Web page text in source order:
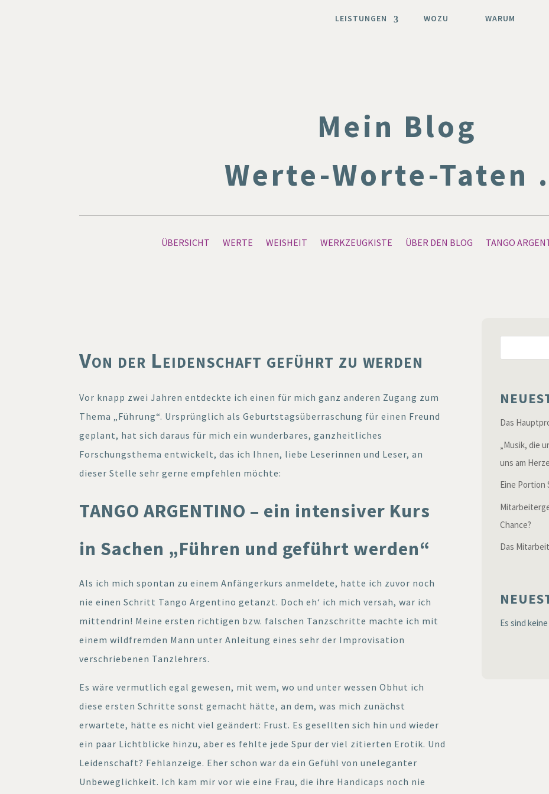
LEISTUNGEN WOZU WARUM
Mein Blog
Werte-Worte-Taten
ÜBERSICHT WERTE WEISHEIT WERKZEUGKISTE ÜBER DEN BLOG TANGO
Von der Leidenschaft geführt zu werden
Vor knapp zwei Jahren entdeckte ich einen für mich ganz anderen Zugang zum
Thema „Führung“. Ursprünglich als Geburtstagsüberraschung für einen Freund
geplant, hat sich daraus für mich ein wunderbares, ganzheitliches
Forschungsthema entwickelt, das ich Ihnen, liebe Leserinnen und Leser, an
dieser Stelle sehr gerne empfehlen möchte:
TANGO ARGENTINO – ein intensiver Kurs
in Sachen „Führen und geführt werden“
Als ich mich spontan zu einem Anfängerkurs anmeldete, hatte ich zuvor noch
nie einen Schritt Tango Argentino getanzt. Doch eh‘ ich mich versah, war ich
mittendrin! Meine ersten richtigen bzw. falschen Tanzschritte machte ich mit
einem wildfremden Mann unter Anleitung eines sehr der Improvisation
verschriebenen Tanzlehrers.
Es wäre vermutlich egal gewesen, mit wem, wo und unter wessen Obhut ich
diese ersten Schritte sonst gemacht hätte, an dem, was mich zunächst
erwartete, hätte es nicht viel geändert: Frust. Es gesellten sich hin und wieder
ein paar Lichtblicke hinzu, aber es fehlte jede Spur der viel zitierten Erotik. Und
Leidenschaft? Fehlanzeige. Eher schon war da ein Gefühl von uneleganter
Unbeweglichkeit. Ich kam mir vor wie eine Frau, die ihre Handicaps noch nie
Das
„Musik, die
uns am
Eine
Chance?
Das
Es sind